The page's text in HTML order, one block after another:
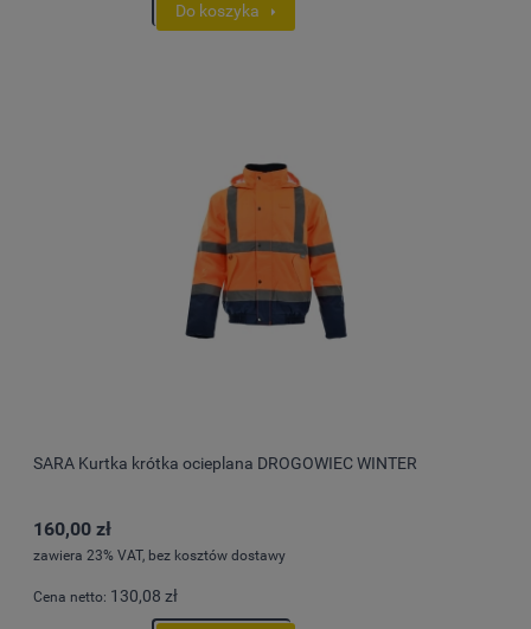
Do koszyka
SARA Kurtka krótka ocieplana DROGOWIEC WINTER
160,00 zł
zawiera 23% VAT, bez kosztów dostawy
Cena netto: 130,08 zł